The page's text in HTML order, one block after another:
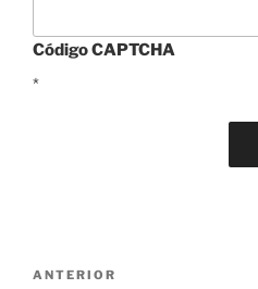
Código CAPTCHA
*
Navegación
Entrada
ANTERIOR